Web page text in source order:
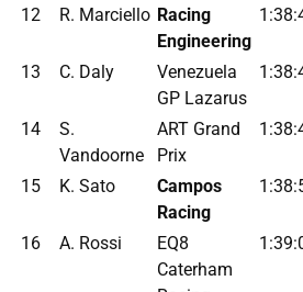
12 R. Marciello Racing
Engineering
13 C. Daly
Venezuela
GP Lazarus
14
S.
Vandoorne
ART Grand
Prix
15 K. Sato
Campos
Racing
16 A. Rossi
EQ8
Caterham